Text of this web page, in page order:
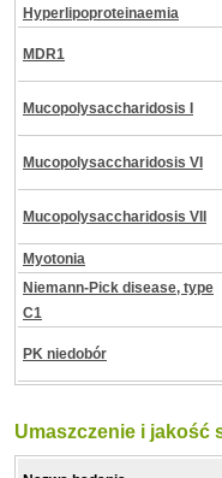
Hyperlipoproteinaemia
MDR1
Mucopolysaccharidosis I
Mucopolysaccharidosis VI
Mucopolysaccharidosis VII
Myotonia
Niemann-Pick disease, type
C1
PK niedobór
Umaszczenie i jakość